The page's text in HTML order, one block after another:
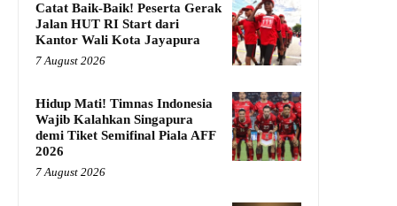
Catat Baik-Baik! Peserta Gerak
Jalan HUT RI Start dari
Kantor Wali Kota Jayapura
7 August 2026
Hidup Mati! Timnas Indonesia
Wajib Kalahkan Singapura
demi Tiket Semifinal Piala AFF
2026
7 August 2026